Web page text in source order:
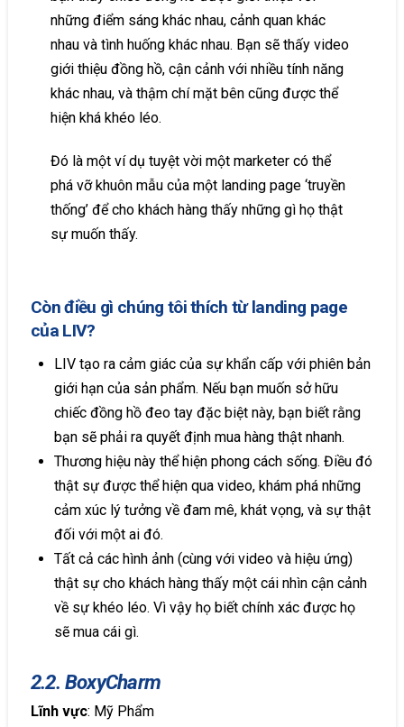
những điểm sáng khác nhau, cảnh quan khác
nhau và tình huống khác nhau. Bạn sẽ thấy video
giới thiệu đồng hồ, cận cảnh với nhiều tính năng
khác nhau, và thậm chí mặt bên cũng được thể
hiện khá khéo léo.
Đó là một ví dụ tuyệt vời một marketer có thể
phá vỡ khuôn mẫu của một landing page ‘truyền
thống’ để cho khách hàng thấy những gì họ thật
sự muốn thấy.
Còn điều gì chúng tôi thích từ landing page
của LIV?
LIV tạo ra cảm giác của sự khẩn cấp với phiên bản
giới hạn của sản phẩm. Nếu bạn muốn sở hữu
chiếc đồng hồ đeo tay đặc biệt này, bạn biết rằng
bạn sẽ phải ra quyết định mua hàng thật nhanh.
Thương hiệu này thể hiện phong cách sống. Điều đó
thật sự được thể hiện qua video, khám phá những
cảm xúc lý tưởng về đam mê, khát vọng, và sự thật
đối với một ai đó.
Tất cả các hình ảnh (cùng với video và hiệu ứng)
thật sự cho khách hàng thấy một cái nhìn cận cảnh
về sự khéo léo. Vì vậy họ biết chính xác được họ
sẽ mua cái gì.
2.2. BoxyCharm
Lĩnh vực: Mỹ Phẩm